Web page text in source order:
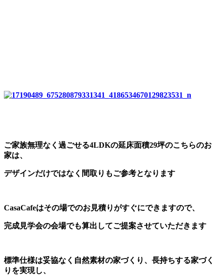
ご家族無理なく過ごせる4LDKの延床面積29坪のこちらのお
家は、
デザインだけではなく間取りもご参考となります
CasaCafeはその場でのお見積りがすぐにできますので、
完成見学会の会場でも算出してご提案させていただきます
標準仕様は妥協なく自然素材の家づくり、長持ちする家づく
りを実現し、